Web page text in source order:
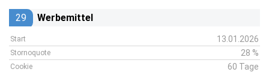
29 Werbemittel
Start 13.01.2026
Stornoquote 28 %
Cookie 60 Tage